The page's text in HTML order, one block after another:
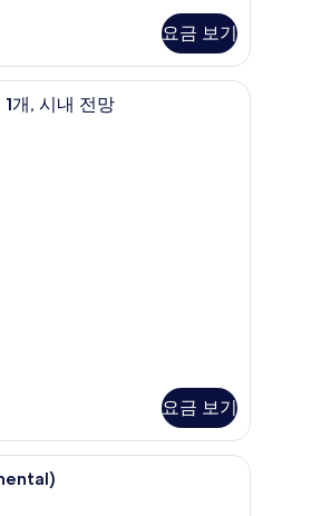
요금 보기
개, 시내 전망
요금 보기
룸, 강 전망 (InterContinental) | 오리/거위털